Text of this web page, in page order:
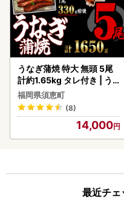
うなぎ蒲焼 特大 無頭 5尾
計約1.65kg タレ付き | う
なぎ蒲焼
福岡県須恵町
(8)
14,000
最近チェ